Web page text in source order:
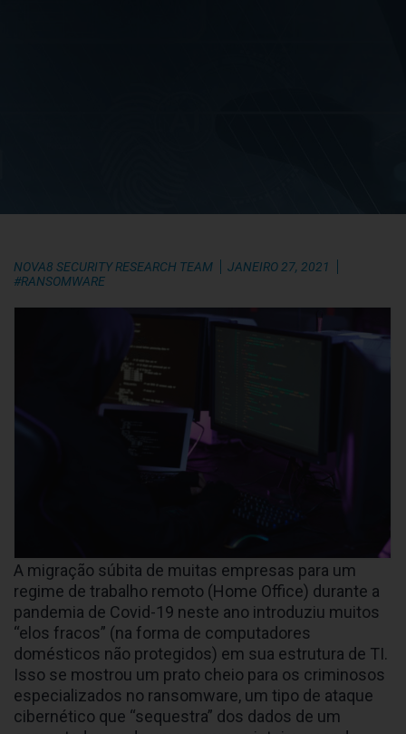
NOVA8 SECURITY RESEARCH TEAM
JANEIRO 27, 2021
#RANSOMWARE
A migração súbita de muitas empresas para um
regime de trabalho remoto (Home Office) durante a
pandemia de Covid-19 neste ano introduziu muitos
“elos fracos” (na forma de computadores
domésticos não protegidos) em sua estrutura de TI.
Isso se mostrou um prato cheio para os criminosos
especializados no ransomware, um tipo de ataque
cibernético que “sequestra” dos dados de um